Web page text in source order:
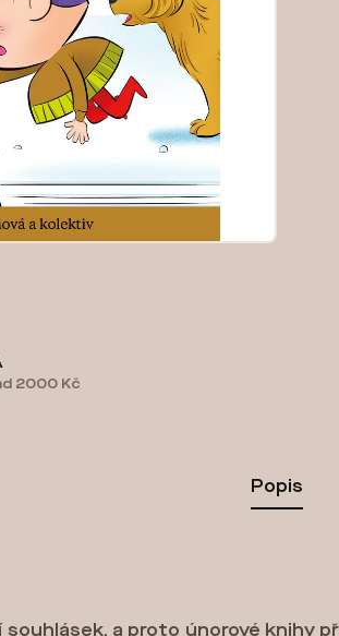
2000 Kč
Popis
a proto únorové knihy